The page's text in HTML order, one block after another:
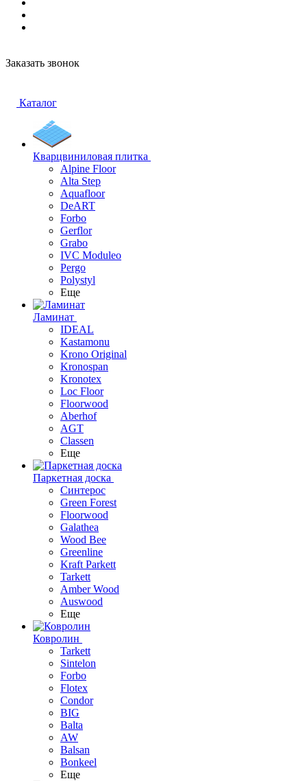
Заказать звонок
Каталог
Кварцвиниловая плитка
Alpine Floor
Alta Step
Aquafloor
DeART
Forbo
Gerflor
Grabo
IVC Moduleo
Pergo
Polystyl
Еще
Ламинат
IDEAL
Kastamonu
Krono Original
Kronospan
Kronotex
Loc Floor
Floorwood
Aberhof
AGT
Classen
Еще
Паркетная доска
Синтерос
Green Forest
Floorwood
Galathea
Wood Bee
Greenline
Kraft Parkett
Tarkett
Amber Wood
Auswood
Еще
Ковролин
Tarkett
Sintelon
Forbo
Flotex
Condor
BIG
Balta
AW
Balsan
Bonkeel
Еще